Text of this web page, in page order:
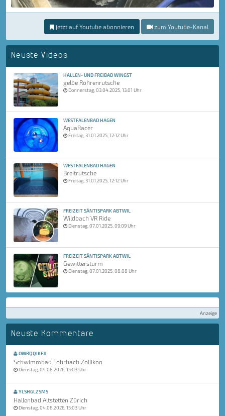
jetzt auf Youtube abonnieren zum Youtube-Kanal
Neuste Videos
HALLEN- UND FREIBAD WINGST
gelbe Röhrenrutsche
Donnerstag, 03.04.2025, 13:01 Uhr
WESTFALENBAD HAGEN
AquaRacer
Freitag, 31.01.2025, 12:12 Uhr
WESTFALENBAD HAGEN
Breitrutsche
Freitag, 31.01.2025, 12:12 Uhr
FREIZEIT SÄNTISPARK ABTWIL
Wildbach VR Ride
Dienstag, 07.01.2025, 09:09 Uhr
FREIZEIT SÄNTISPARK ABTWIL
Gewittersturm
Dienstag, 07.01.2025, 08:08 Uhr
Anzeige
Neuste Kommentare
OWRQQIKFJJ
Schwimmbad Fohrbach Zollikon
Dienstag, 04.08.2026, 15:03 Uhr
YLSHGLZSMS
Hallenbad Altstetten Zürich
Dienstag, 04.08.2026, 15:03 Uhr